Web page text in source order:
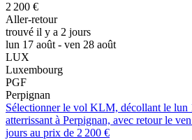
2 200 €
Aller-retour
trouvé il y a 2 jours
lun 17 août - ven 28 août
LUX
Luxembourg
PGF
Perpignan
Sélectionner le vol KLM, décollant le lun
atterrissant à Perpignan, avec retour le
jours au prix de 2 200 €